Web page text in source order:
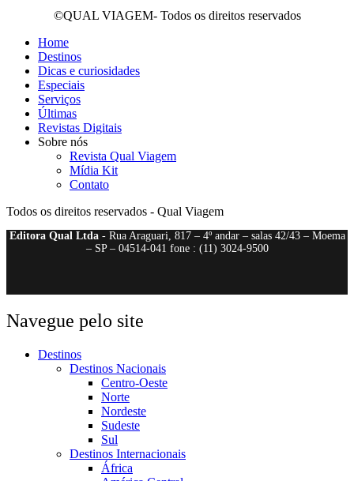
©QUAL VIAGEM- Todos os direitos reservados
Home
Destinos
Dicas e curiosidades
Especiais
Serviços
Últimas
Revistas Digitais
Sobre nós
Revista Qual Viagem
Mídia Kit
Contato
Todos os direitos reservados - Qual Viagem
Editora Qual Ltda- Rua Araguari, 817 – 4º andar – salas 42/43 – Moema
– SP – 04514-041 fone : (11) 3024-9500
Navegue pelo site
Destinos
Destinos Nacionais
Centro-Oeste
Norte
Nordeste
Sudeste
Sul
Destinos Internacionais
África